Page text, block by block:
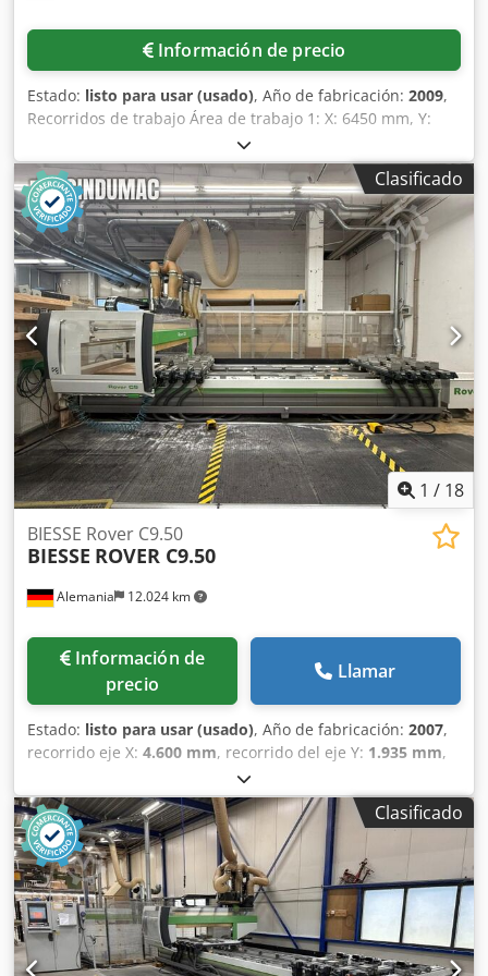
Información de precio
Estado: listo para usar (usado), Año de fabricación: 2009,
Recorridos de trabajo Área de trabajo 1: X: 6450 mm, Y:
1535 mm, Z: 250 mm, Área de trabajo 2: X: 6200 mm, Y:
1535 mm, Z: 250 mm, Área de trabajo 3: X: 6200 mm, Y:
1520 mm, Z: 275 mm. Recorridos de los ejes Configuración
1: X: 6820,5 mm, Y: 1963 mm, Z: 350 mm. Configuración 2:
X: 6820,5 mm, Y: 1963 mm, Z: 350 mm. Configuración 3: X:
6820,5 mm, Y: 1963 mm, Z: 663 mm (cabezal de 5 ejes), Z:
350 mm (unidades de mecanizado adicionales). Control:
Biesse XP600. Mantenimientos: el eje C completo fue
renovado en 2015, incluido accesorios; la bomba de vacío
fue completamente reemplazada en 2016, incluyendo
fuelles, mangueras y otros elementos; en 2021 la máquina
fue equipada con un nuevo PC de control de alto
rendimiento, con sistema operativo Windows 10
actualizado. Incluye documentación completa. Inspección
in situ posible. Codpfx Ajylziiokcsrf
Clasificado
1 / 18
Alemania 12.024 km
BIESSE Rover C9.50
BIESSE ROVER C9.50
Información de
precio
Llamar
Estado: listo para usar (usado), Año de fabricación: 2007,
recorrido eje X: 4.600 mm, recorrido del eje Y: 1.935 mm,
, número de ejes:
Biesse Rover C9.50 de 5 ejes se fabricó en 2007. Cuenta
con una gran área de trabajo (X=4600 mm, Y=1935 mm,
Z=275 mm), un sistema de lubricación automática y una
unidad de control para la interpolación de 5 ejes. La
máquina incluye un sistema de vacío, una cinta
transportadora para la eliminación de virutas y una
unidad de refrigeración líquida. Si está buscando obtener
capacidades de mecanizado CNC de alta calidad,
Clasificado